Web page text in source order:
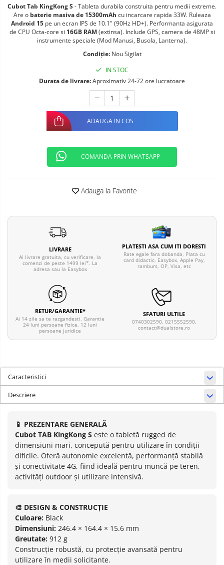
Telefoane mobile ALTE BRANDURI
Cubot Tab KingKong S - Tableta durabila construita pentru medii extreme.
Are o baterie masiva de 15300mAh cu incarcare rapida 33W. Ruleaza
Android 15 pe un ecran IPS de 10.1" (90Hz HD+). Performanta asigurata
de CPU Octa-core si 16GB RAM(extinsa). Include GPS, camera de 48MP si
instrumente speciale (Mod Manusi, Busola, Lanterna).
Condiție: Nou Sigilat
IN STOC
Durata de livrare:Aproximativ 24-72 ore lucratoare
ADAUGA IN COS
COMANDA PRIN WHATSAPP
Adauga la Favorite
LIVRARE
Ai livrare gratuita, cu verificare, la
comenzi de peste 1499 lei*. La
adresa sau la Easybox
PLATESTI ASA CUM ITI DORESTI
Rate egale fara dobanda, Plata cu
card didactic, Easybox, Apple Pay,
ramburs, OP, Visa, etc
RETUR/GARANTIE*
Ai 14 zile sa te razgandesti. Garantie
24 luni persoane fizice, 12 luni
persoane juridice
SFATURI ULTILE
0740302590, 0215552590,
contact@dualstore.ro
Caracteristici
Descriere
📱 PREZENTARE GENERALĂ
Cubot TAB KingKong S este o tabletă rugged de
dimensiuni mari, concepută pentru utilizare în condiții
dificile. Oferă autonomie excelentă, performanță stabilă
și conectivitate 4G, fiind ideală pentru muncă pe teren,
activități outdoor și utilizare intensivă.
🎨 DESIGN & CONSTRUCȚIE
Culoare: Black
Dimensiuni: 246.4 × 164.4 × 15.6 mm
Greutate: 912 g
Construcție robustă, cu protecție avansată pentru
utilizare în medii solicitante.